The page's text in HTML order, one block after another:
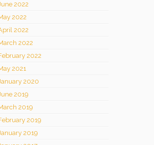
2022
2022
2022
2022
2022
2021
2020
2019
2019
2019
2019